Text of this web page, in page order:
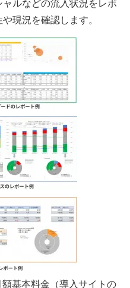
ルなどの流入状況をレポ
現況を確認します。
基本料金（導入サイトの